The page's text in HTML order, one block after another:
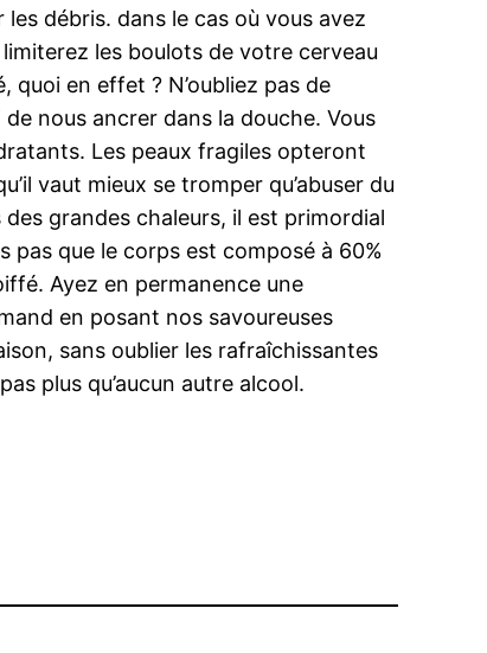
débris. dans le cas où vous avez
les boulots de votre cerveau
quoi en effet ? N’oubliez pas de
nous ancrer dans la douche. Vous
Les peaux fragiles opteront
vaut mieux se tromper qu’abuser du
grandes chaleurs, il est primordial
pas que le corps est composé à 60%
Ayez en permanence une
en posant nos savoureuses
sans oublier les rafraîchissantes
plus qu’aucun autre alcool.